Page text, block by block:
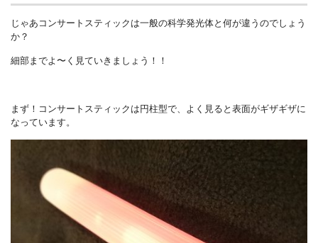
じゃあコンサートスティックは一般の科学発光体と何が違うのでしょう
か？
細部までよ〜く見ていきましょう！！
まず！コンサートスティックは円柱型で、よく見ると表面がギザギザに
なっています。